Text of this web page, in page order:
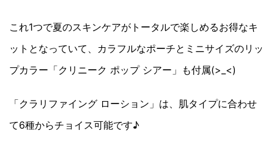
これ1つで夏のスキンケアがトータルで楽しめるお得なキ
ットとなっていて、カラフルなポーチとミニサイズのリッ
プカラー「クリニーク ポップ シアー」も付属(>_<)
「クラリファイング ローション」は、肌タイプに合わせ
て6種からチョイス可能です♪